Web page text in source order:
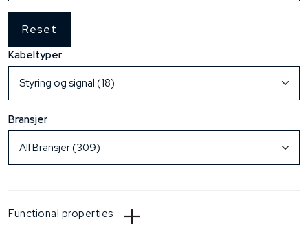
Reset
Kabeltyper
Bransjer
Functional properties